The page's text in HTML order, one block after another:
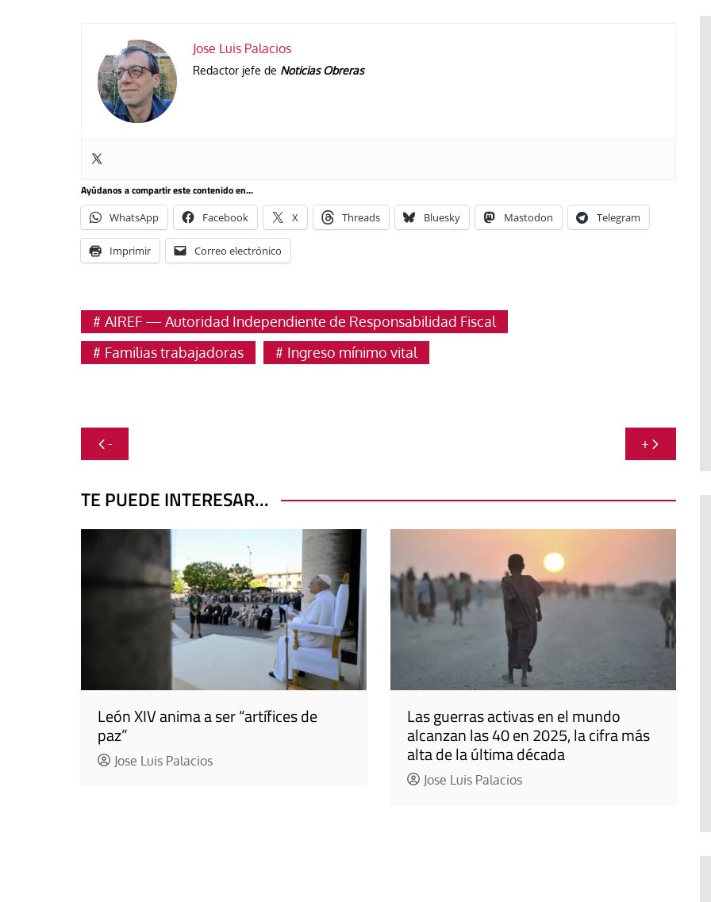
Jose Luis Palacios
Redactor jefe de Noticias Obreras
Ayúdanos a compartir este contenido en...
WhatsApp Facebook X Threads Bluesky Mastodon Telegram
Imprimir Correo electrónico
AIREF — Autoridad Independiente de Responsabilidad Fiscal
Familias trabajadoras
Ingreso mínimo vital
Navegación
de - +
TE PUEDE INTERESAR...
León XIV anima a ser “artífices de
paz”
Jose Luis Palacios
Las guerras activas en el mundo
alcanzan las 40 en 2025, la cifra más
alta de la última década
Jose Luis Palacios